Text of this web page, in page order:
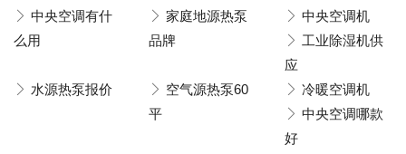
中央空调有什
么用
家庭地源热泵
品牌
中央空调机
工业除湿机供
应
水源热泵报价
空气源热泵60
平
冷暖空调机
中央空调哪款
好